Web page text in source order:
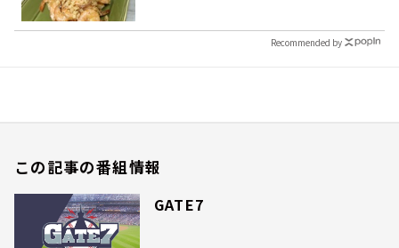
Recommended by
この記事の番組情報
GATE7